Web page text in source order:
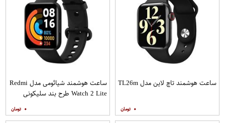
ساعت هوشمند تاچ لاین مدل TL26m
۰
ساعت هوشمند شیائومی مدل Redmi
Watch 2 Lite طرح بند سلیکونی
۰